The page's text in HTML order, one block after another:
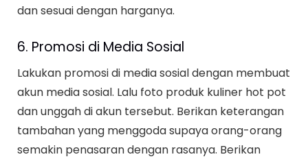
dan sesuai dengan harganya.
6. Promosi di Media Sosial
Lakukan promosi di media sosial dengan membuat
akun media sosial. Lalu foto produk kuliner hot pot
dan unggah di akun tersebut. Berikan keterangan
tambahan yang menggoda supaya orang-orang
semakin penasaran dengan rasanya. Berikan